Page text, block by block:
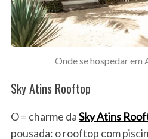
Onde se hospedar em
Sky Atins Rooftop
O = charme daSky Atins
pousada: o rooftop com